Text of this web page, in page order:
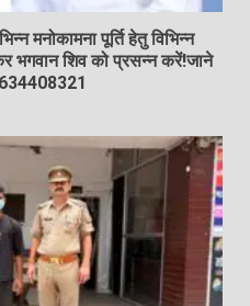
मनोकामना पूर्ति हेतु विभिन्न
भगवान शिव को प्रसन्न करें!जाने